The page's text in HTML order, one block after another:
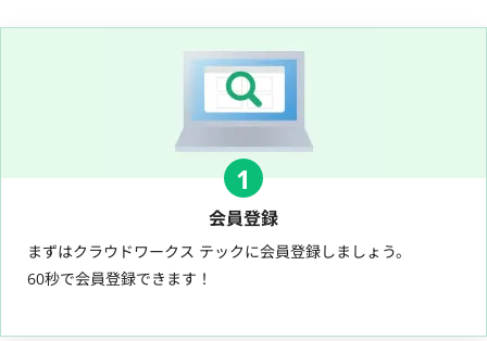
1
会員登録
まずはクラウドワークス テックに会員登録しましょう。
60秒で会員登録できます！